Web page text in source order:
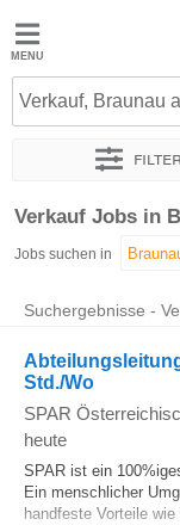
Jobted
Jobs
Verkauf, Braunau
Filter
Sortieren nach
Verkauf Jobs in
Jobs suchen in
Suchergebnisse -
Std./Wo
SPAR
heute
SPAR ist ein
Ein menschlicher
handfeste Vorteile